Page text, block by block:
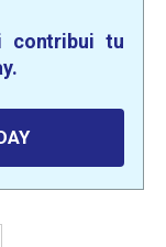
contribui tu